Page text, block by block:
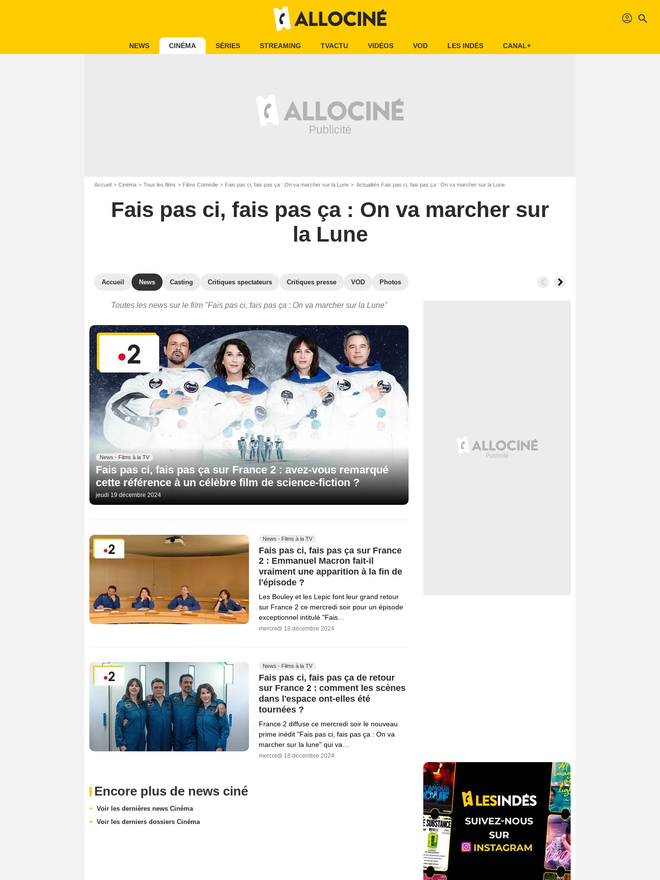
profil search
NEWS CINÉMA SÉRIES STREAMING TVACTU VIDÉOS VOD LES INDÉS CANAL+
Accueil Cinéma Tous les films Films Comédie Fais pas ci, fais pas ça : On va marcher sur la Lune Actualités Fais pas ci, fais pas ça : On va marcher sur la Lune
Fais pas ci, fais pas ça : On va marcher sur
la Lune
Accueil News Casting Critiques spectateurs Critiques presse VOD Photos
Toutes les news sur le film "Fais pas ci, fais pas ça : On va marcher sur la Lune"
News - Films à la TV
Fais pas ci, fais pas ça sur France 2 : avez-vous remarqué
cette référence à un célèbre film de science-fiction ?
jeudi 19 décembre 2024
News - Films à la TV
Fais pas ci, fais pas ça sur France
2 : Emmanuel Macron fait-il
vraiment une apparition à la fin de
l'épisode ?
Les Bouley et les Lepic font leur grand retour
sur France 2 ce mercredi soir pour un épisode
exceptionnel intitulé "Fais…
mercredi 18 décembre 2024
News - Films à la TV
Fais pas ci, fais pas ça de retour
sur France 2 : comment les scènes
dans l'espace ont-elles été
tournées ?
France 2 diffuse ce mercredi soir le nouveau
prime inédit "Fais pas ci, fais pas ça : On va
marcher sur la lune" qui va…
mercredi 18 décembre 2024
Encore plus de news ciné
Voir les dernières news Cinéma
Voir les derniers dossiers Cinéma